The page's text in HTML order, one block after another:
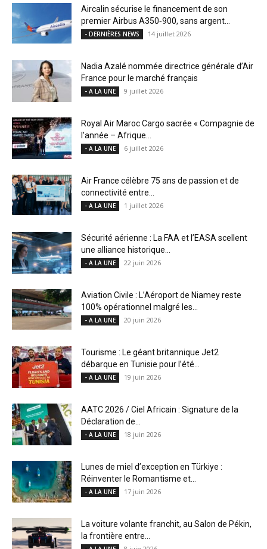
Aircalin sécurise le financement de son
premier Airbus A350‑900, sans argent...
- DERNIÈRES NEWS 14 juillet 2026
Nadia Azalé nommée directrice générale d’Air
France pour le marché français
- A LA UNE 9 juillet 2026
Royal Air Maroc Cargo sacrée « Compagnie de
l’année – Afrique...
- A LA UNE 6 juillet 2026
Air France célèbre 75 ans de passion et de
connectivité entre...
- A LA UNE 1 juillet 2026
Sécurité aérienne : La FAA et l’EASA scellent
une alliance historique...
- A LA UNE 22 juin 2026
Aviation Civile : L’Aéroport de Niamey reste
100% opérationnel malgré les...
- A LA UNE 20 juin 2026
Tourisme : Le géant britannique Jet2
débarque en Tunisie pour l’été...
- A LA UNE 19 juin 2026
AATC 2026 / Ciel Africain : Signature de la
Déclaration de...
- A LA UNE 18 juin 2026
Lunes de miel d’exception en Türkiye :
Réinventer le Romantisme et...
- A LA UNE 17 juin 2026
La voiture volante franchit, au Salon de Pékin,
la frontière entre...